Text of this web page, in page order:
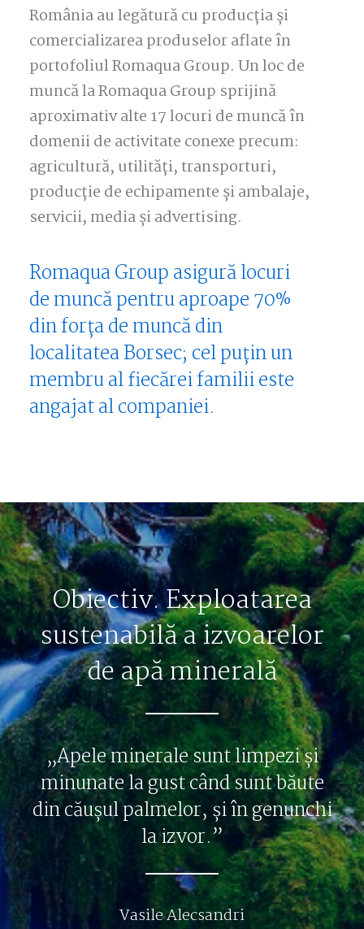
România au legătură cu producția și
comercializarea produselor aflate în
portofoliul Romaqua Group. Un loc de
muncă la Romaqua Group sprijină
aproximativ alte 17 locuri de muncă în
domenii de activitate conexe precum:
agricultură, utilități, transporturi,
producție de echipamente și ambalaje,
servicii, media și advertising.
Romaqua Group asigură locuri
de muncă pentru aproape 70%
din forța de muncă din
localitatea Borsec; cel puțin un
membru al fiecărei familii este
angajat al companiei.
Obiectiv. Exploatarea
sustenabilă a izvoarelor
de apă minerală
„Apele minerale sunt limpezi și
minunate la gust când sunt băute
din căușul palmelor, și în genunchi
la izvor.”
Vasile Alecsandri